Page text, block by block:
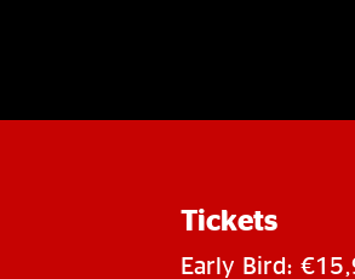
Tickets
Early Bird: